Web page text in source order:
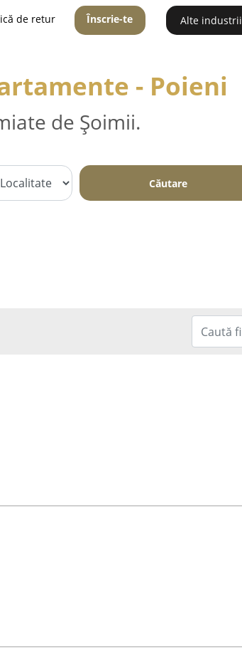
de retur Înscrie-te Alte industrii
- Poieni
de Șoimii.
Căutare